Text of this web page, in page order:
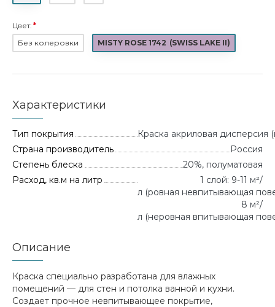
Цвет:
Без колеровки
MISTY ROSE 1742 (SWISS LAKE II)
Характеристики
Тип покрытия
Краска акриловая дисперсия
Страна производитель
Россия
Степень блеска
20%, полуматовая
Расход, кв.м на литр
1 слой: 9-11 м²/
л (ровная невпитывающая
8 м²/
л (неровная впитывающая
Описание
Краска специально разработана для влажных
помещений — для стен и потолка ванной и кухни.
Создает прочное невпитывающее покрытие,